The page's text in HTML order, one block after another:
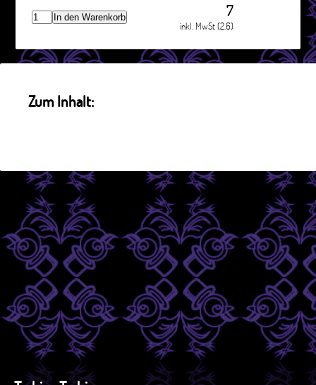
In den Warenkorb 7
inkl. MwSt (2.6)
Zum Inhalt: